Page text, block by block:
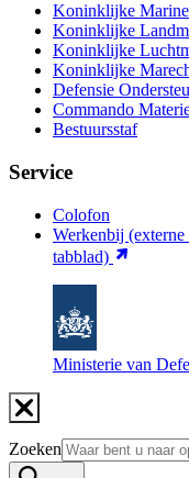
Koninklijke Marine
Koninklijke
Koninklijke
Koninklijke
Defensie
Commando
Bestuursstaf
Service
Colofon
Werkenbij
tabblad)
Ministerie van
Zoeken